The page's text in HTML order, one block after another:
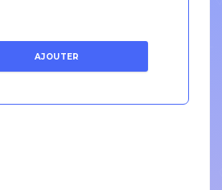
AJOUTER